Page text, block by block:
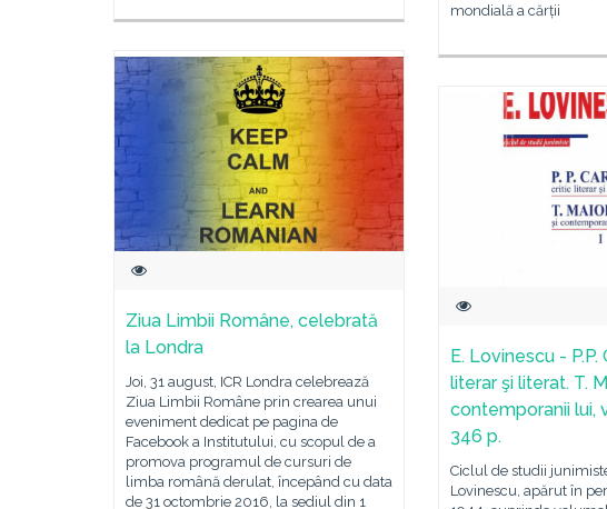
mondială a cărții
Ziua Limbii Române, celebrată
la Londra
Joi, 31 august, ICR Londra celebrează
Ziua Limbii Române prin crearea unui
eveniment dedicat pe pagina de
Facebook a Institutului, cu scopul de a
promova programul de cursuri de
limba română derulat, începând cu data
de 31 octombrie 2016, la sediul din 1
E. Lovinescu - P.P.
literar şi literat. T.
contemporanii lui,
346 p.
Ciclul de studii
Lovinescu, apărut în